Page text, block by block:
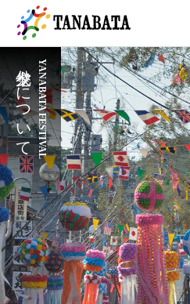
YANABATA FESTIVAL
七夕祭りについて